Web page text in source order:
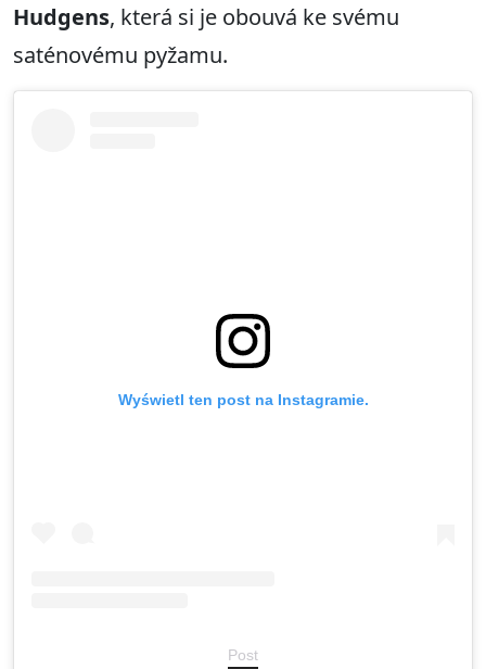
Hudgens, která si je obouvá ke svému
saténovému pyžamu.
Wyświetl ten post na Instagramie.
Post